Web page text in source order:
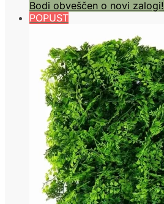
Bodi obveščen o novi zalogi!
POPUST